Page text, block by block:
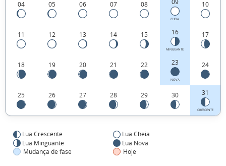
2025
04 05 06 07 08
CHEIA
10
11 12 13 14 15 16
MINGUANTE
17
18 19 20 21 22 23
NOVA
24
25 26 27 28 29 30 31
CRESCENTE
Lua Crescente
Lua Cheia
Lua Minguante
Lua Nova
Mudança de fase
Hoje